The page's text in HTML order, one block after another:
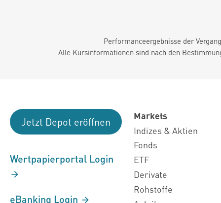
Performanceergebnisse der
Alle Kursinformationen sind nach den
Jetzt Depot eröffnen
Wertpapierportal Login
eBanking Login
Markets
Indizes & Aktien
Fonds
ETF
Derivate
Rohstoffe